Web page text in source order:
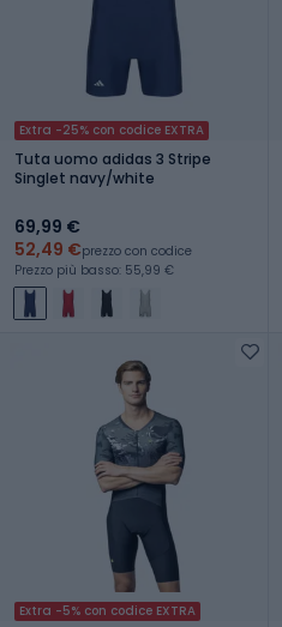
Extra -25% con codice EXTRA
Tuta uomo adidas 3 Stripe
Singlet navy/white
69,99 €
52,49 €prezzo con codice
Prezzo più basso: 55,99 €
Extra -5% con codice EXTRA